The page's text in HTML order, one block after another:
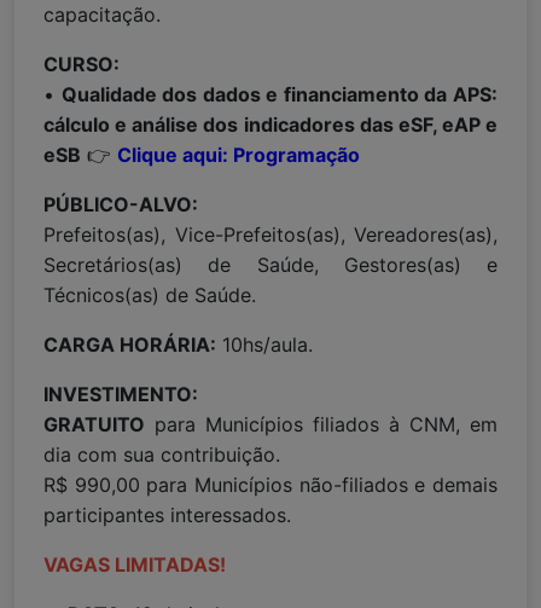
capacitação.
CURSO:
• Qualidade dos dados e financiamento da APS:
cálculo e análise dos indicadores das eSF, eAP e
eSB 👉 Clique aqui: Programação
PÚBLICO-ALVO:
Prefeitos(as), Vice-Prefeitos(as), Vereadores(as),
Secretários(as) de Saúde, Gestores(as) e
Técnicos(as) de Saúde.
CARGA HORÁRIA: 10hs/aula.
INVESTIMENTO:
GRATUITO para Municípios filiados à CNM, em
dia com sua contribuição.
R$ 990,00 para Municípios não-filiados e demais
participantes interessados.
VAGAS LIMITADAS!